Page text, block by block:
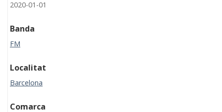
2020-01-01
Banda
FM
Localitat
Barcelona
Comarca